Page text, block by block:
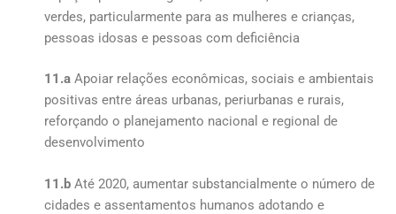
verdes, particularmente para as mulheres e crianças,
pessoas idosas e pessoas com deficiência
11.a Apoiar relações econômicas, sociais e ambientais
positivas entre áreas urbanas, periurbanas e rurais,
reforçando o planejamento nacional e regional de
desenvolvimento
11.b Até 2020, aumentar substancialmente o número de
cidades e assentamentos humanos adotando e